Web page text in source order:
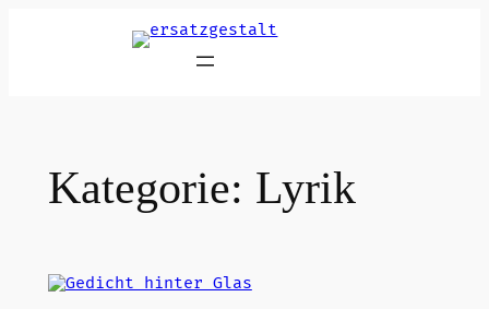
Kategorie: Lyrik